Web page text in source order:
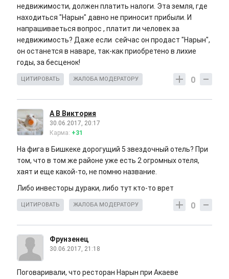
недвижимости, должен платить налоги. Эта земля, где
находиться "Нарын" давно не приносит прибыли. И
напрашиваеться вопрос , платит ли человек за
недвижимость? Даже если сейчас он продаст "Нарын",
он останется в наваре, так-как приобретено в лихие
годы, за бесценок!
0
ЦИТИРОВАТЬ ЖАЛОБА МОДЕРАТОРУ
А В Виктория
30.06.2017, 20:17
Карма: +31
На фига в Бишкеке дорогущий 5 звездочный отель? При
том, что в том же районе уже есть 2 огромных отеля,
хаят и еще какой-то, не помню название.
Либо инвесторы дураки, либо тут кто-то врет
0
ЦИТИРОВАТЬ ЖАЛОБА МОДЕРАТОРУ
Фрунзенец
30.06.2017, 21:18
Поговаривали, что ресторан Нарын при Акаеве